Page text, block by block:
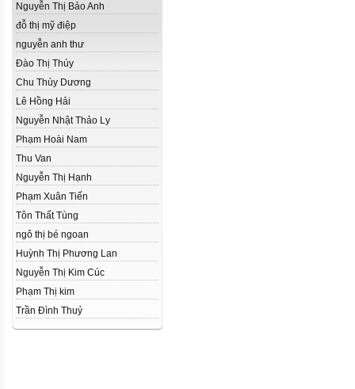
Nguyễn Thị Bảo Anh
đỗ thị mỹ điệp
nguyễn anh thư
Đào Thị Thúy
Chu Thùy Dương
Lê Hồng Hải
Nguyễn Nhật Thảo Ly
Phạm Hoài Nam
Thu Van
Nguyễn Thị Hạnh
Phạm Xuân Tiến
Tôn Thất Tùng
ngô thị bé ngoan
Huỳnh Thị Phương Lan
Nguyễn Thị Kim Cúc
Phạm Thị kim
Trần Đình Thuỷ